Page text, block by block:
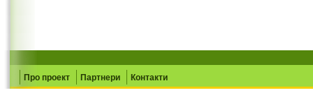
Про проект Партнери Контакти